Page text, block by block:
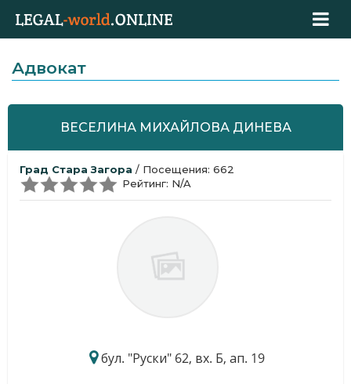
Адвокат
ВЕСЕЛИНА МИХАЙЛОВА ДИНЕВА
Град Стара Загора / Посещения: 662
Рейтинг: N/A
бул. "Руски" 62, вх. Б, ап. 19